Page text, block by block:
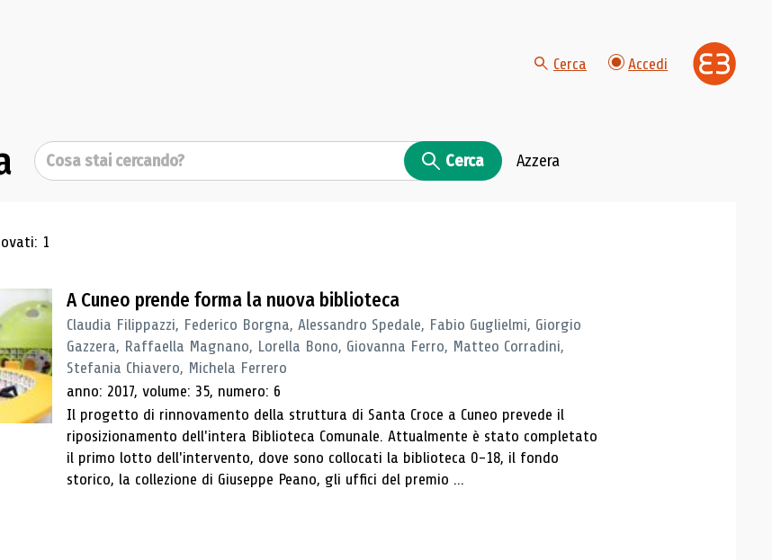
Cerca Accedi
Cerca Cerca Azzera
di ricerca
1
A Cuneo prende forma la nuova biblioteca
Claudia Filippazzi, Federico Borgna, Alessandro Spedale, Fabio Guglielmi, Giorgio
Gazzera, Raffaella Magnano, Lorella Bono, Giovanna Ferro, Matteo Corradini,
Stefania Chiavero, Michela Ferrero
anno: 2017, volume: 35, numero: 6
Il progetto di rinnovamento della struttura di Santa Croce a Cuneo prevede il
riposizionamento dell'intera Biblioteca Comunale. Attualmente è stato completato
il primo lotto dell'intervento, dove sono collocati la biblioteca 0-18, il fondo
storico, la collezione di Giuseppe Peano, gli uffici del premio ...